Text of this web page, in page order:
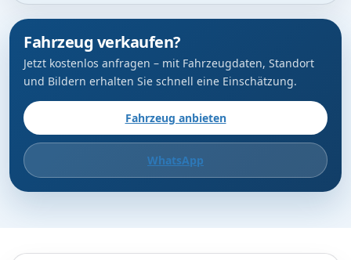
Fahrzeug verkaufen?
Jetzt kostenlos anfragen – mit Fahrzeugdaten, Standort
und Bildern erhalten Sie schnell eine Einschätzung.
Fahrzeug anbieten
WhatsApp